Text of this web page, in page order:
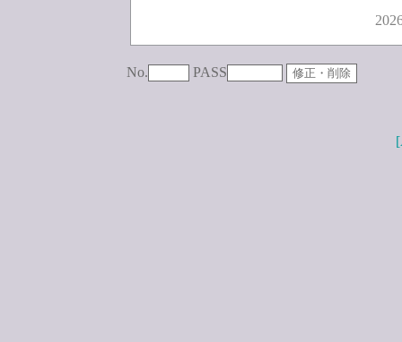
No. PASS